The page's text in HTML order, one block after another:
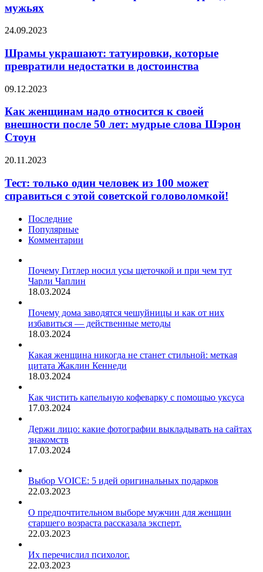
странных
и
мужьях
Шрамы
татуировки,
которые
превратили
в
24.09.2023
Шрамы украшают: татуировки, которые
превратили недостатки в достоинства
Как
надо
к
своей
после
лет:
мудрые
слова
Шэрон
Стоун
09.12.2023
Как женщинам надо относится к своей
внешности после 50 лет: мудрые слова Шэрон
Стоун
Тест:
один
человек
из
может
справиться
советской
головоломкой!
20.11.2023
Тест: только один человек из 100 может
справиться с этой советской головоломкой!
Последние
Популярные
Комментарии
Почему Гитлер носил усы щеточкой и при чем тут
Чарли Чаплин
18.03.2024
Почему дома заводятся чешуйницы и как от них
избавиться — действенные методы
18.03.2024
Какая женщина никогда не станет стильной: меткая
цитата Жаклин Кеннеди
18.03.2024
Как чистить капельную кофеварку с помощью уксуса
17.03.2024
Держи лицо: какие фотографии выкладывать на сайтах
знакомств
17.03.2024
Выбор VOICE: 5 идей оригинальных подарков
22.03.2023
О предпочтительном выборе мужчин для женщин
старшего возраста рассказала эксперт.
22.03.2023
Их перечислил психолог.
22.03.2023